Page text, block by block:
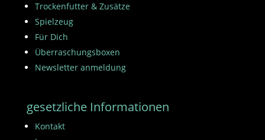
Trockenfutter & Zusätze
Spielzeug
Für Dich
Überraschungsboxen
Newsletter anmeldung
gesetzliche Informationen
Kontakt